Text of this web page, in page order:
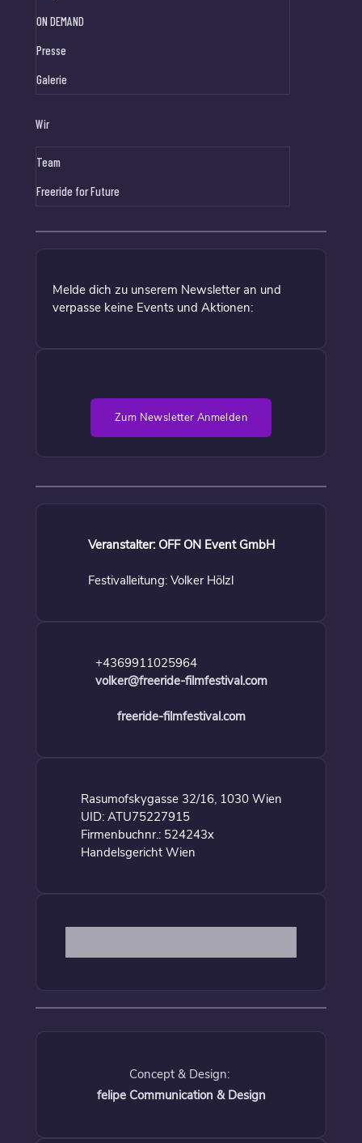
ON DEMAND
Presse
Galerie
Wir
Team
Freeride for Future
Melde dich zu unserem Newsletter an und
verpasse keine Events und Aktionen:
Zum Newsletter Anmelden
Veranstalter: OFF ON Event GmbH
Festivalleitung: Volker Hölzl
+4369911025964
volker@freeride-filmfestival.com
freeride-filmfestival.com
Rasumofskygasse 32/16, 1030 Wien
UID: ATU75227915
Firmenbuchnr.: 524243x
Handelsgericht Wien
Concept & Design:
felipe Communication & Design